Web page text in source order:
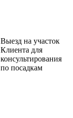
Выезд на участок
Клиента для
консультирования
по посадкам